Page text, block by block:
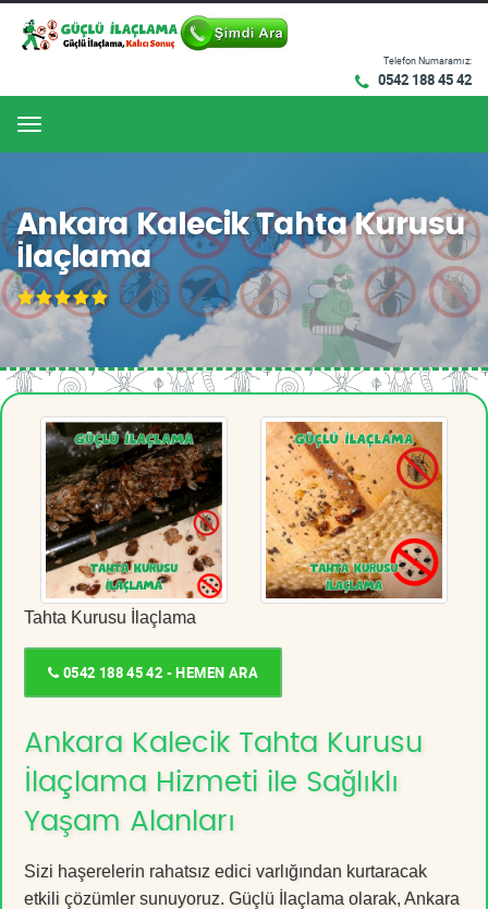
Telefon Numaramız:
0542 188 45 42
Menu
Ankara Kalecik Tahta Kurusu
İlaçlama
Tahta Kurusu İlaçlama
0542 188 45 42 - HEMEN ARA
Ankara Kalecik Tahta Kurusu
İlaçlama Hizmeti ile Sağlıklı
Yaşam Alanları
Sizi haşerelerin rahatsız edici varlığından kurtaracak
etkili çözümler sunuyoruz. Güçlü İlaçlama olarak, Ankara